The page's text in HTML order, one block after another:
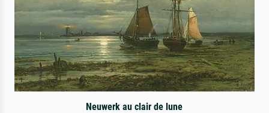
Neuwerk au clair de lune